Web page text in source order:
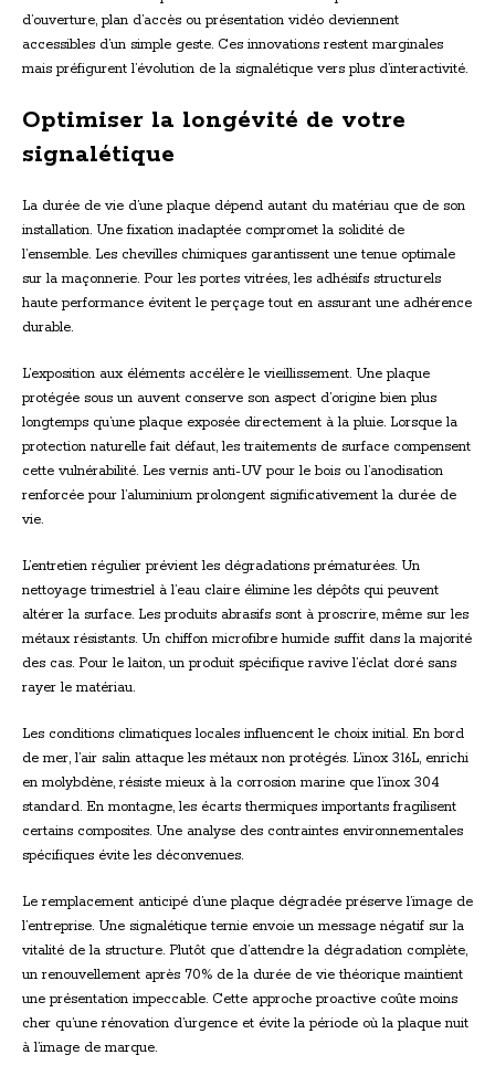
d’ouverture, plan d’accès ou présentation vidéo deviennent
accessibles d’un simple geste. Ces innovations restent marginales
mais préfigurent l’évolution de la signalétique vers plus d’interactivité.
Optimiser la longévité de votre
signalétique
La durée de vie d’une plaque dépend autant du matériau que de son
installation. Une fixation inadaptée compromet la solidité de
l’ensemble. Les chevilles chimiques garantissent une tenue optimale
sur la maçonnerie. Pour les portes vitrées, les adhésifs structurels
haute performance évitent le perçage tout en assurant une adhérence
durable.
L’exposition aux éléments accélère le vieillissement. Une plaque
protégée sous un auvent conserve son aspect d’origine bien plus
longtemps qu’une plaque exposée directement à la pluie. Lorsque la
protection naturelle fait défaut, les traitements de surface compensent
cette vulnérabilité. Les vernis anti-UV pour le bois ou l’anodisation
renforcée pour l’aluminium prolongent significativement la durée de
vie.
L’entretien régulier prévient les dégradations prématurées. Un
nettoyage trimestriel à l’eau claire élimine les dépôts qui peuvent
altérer la surface. Les produits abrasifs sont à proscrire, même sur les
métaux résistants. Un chiffon microfibre humide suffit dans la majorité
des cas. Pour le laiton, un produit spécifique ravive l’éclat doré sans
rayer le matériau.
Les conditions climatiques locales influencent le choix initial. En bord
de mer, l’air salin attaque les métaux non protégés. L’inox 316L, enrichi
en molybdène, résiste mieux à la corrosion marine que l’inox 304
standard. En montagne, les écarts thermiques importants fragilisent
certains composites. Une analyse des contraintes environnementales
spécifiques évite les déconvenues.
Le remplacement anticipé d’une plaque dégradée préserve l’image de
l’entreprise. Une signalétique ternie envoie un message négatif sur la
vitalité de la structure. Plutôt que d’attendre la dégradation complète,
un renouvellement après 70% de la durée de vie théorique maintient
une présentation impeccable. Cette approche proactive coûte moins
cher qu’une rénovation d’urgence et évite la période où la plaque nuit
à l’image de marque.